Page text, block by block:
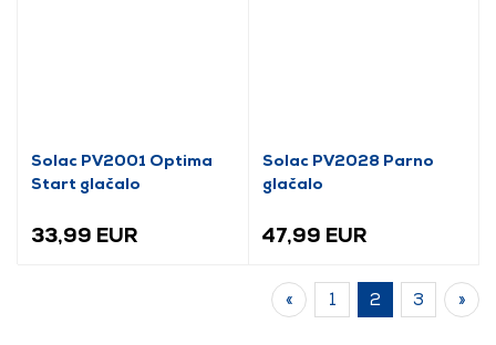
Solac PV2001 Optima
Start glačalo
33,99 EUR
Solac PV2028 Parno
glačalo
47,99 EUR
« 1 2 3 »